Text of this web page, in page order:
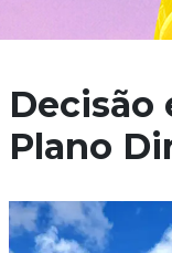
Decisão
Plano